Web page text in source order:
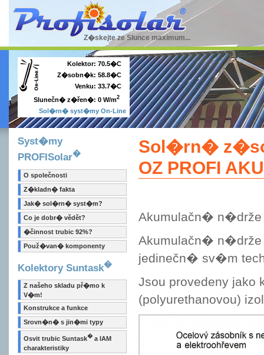
Z�skejte ze Slunce maximum...
Kolektor: 70.5�C
Z�sobn�k: 58.8�C
Venku: 33.7�C
Slunečn� z�řen�: 0 W/m2
Sol�rn� syst�my On-Line
Syst�my
PROFISolar�
O společnosti
Z�kladn� fakta
Jak� sol�rn� syst�m?
Co je dobr� vědět?
�činnost trubic 92%?
Použ�van� komponenty
Kolektory Suntask�
Z našeho skladu př�mo k
V�m!
Konstrukce a funkce
Srovn�n� s jin�mi typy
Osvit trubic Suntask�a IAM
charakteristiky
Sol�rn�
OZ PROFI
Akumulačn� n�drže
Akumulačn�
jedinečn� sv�m
Jsou provedeny
(polyurethanovou)